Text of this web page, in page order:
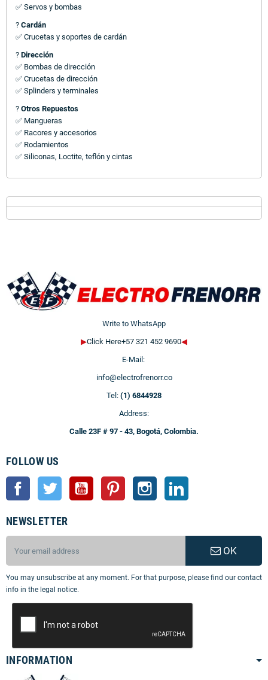
✅ Servos y bombas
? Cardán
✅ Crucetas y soportes de cardán
? Dirección
✅ Bombas de dirección
✅ Crucetas de dirección
✅ Splinders y terminales
? Otros Repuestos
✅ Mangueras
✅ Racores y accesorios
✅ Rodamientos
✅ Siliconas, Loctite, teflón y cintas
Write to WhatsApp
▶Click Here+57 321 452 9690◀
E-Mail:
info@electrofrenorr.co
Tel: (1) 6844928
Address:
Calle 23F # 97 - 43, Bogotá, Colombia.
FOLLOW US
Facebook Twitter YouTube Pinterest Instagram
NEWSLETTER
OK
You may unsubscribe at any moment. For that purpose, please find our contact
info in the legal notice.
INFORMATION